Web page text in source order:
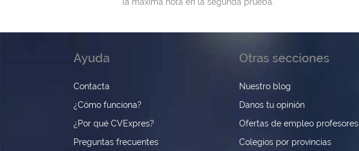
Ayuda
Contacta
¿Cómo funciona?
¿Por qué CVExpres?
Preguntas frecuentes
Otras secciones
Nuestro blog
Danos tu opinión
Ofertas de empleo profesores
Colegios por provincias